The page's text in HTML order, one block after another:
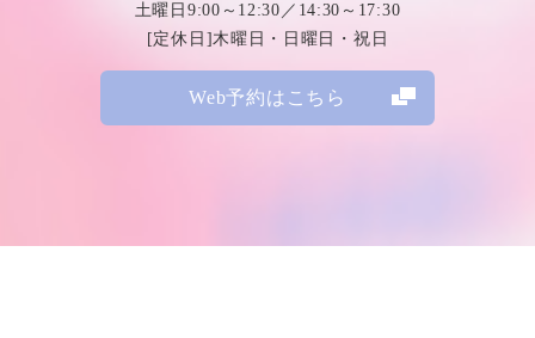
土曜日9:00～12:30／14:30～17:30
[定休日]木曜日・日曜日・祝日
Web予約はこちら